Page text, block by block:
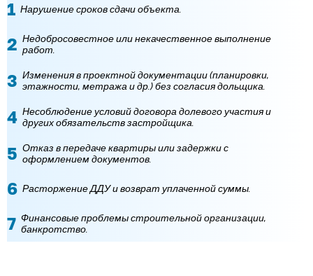
Нарушение сроков сдачи объекта.
Недобросовестное или некачественное выполнение
работ.
Изменения в проектной документации (планировки,
этажности, метража и др.) без согласия дольщика.
Несоблюдение условий договора долевого участия и
других обязательств застройщика.
Отказ в передаче квартиры или задержки с
оформлением документов.
Расторжение ДДУ и возврат уплаченной суммы.
Финансовые проблемы строительной организации,
банкротство.